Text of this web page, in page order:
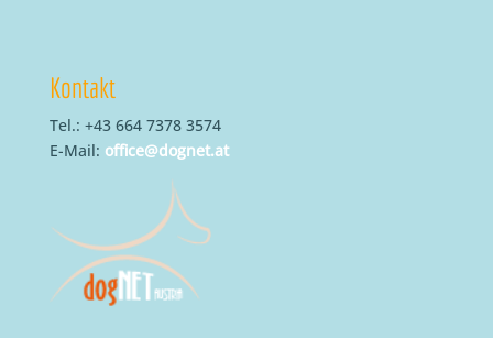
Kontakt
Tel.: +43 664 7378 3574
E-Mail: office@dognet.at